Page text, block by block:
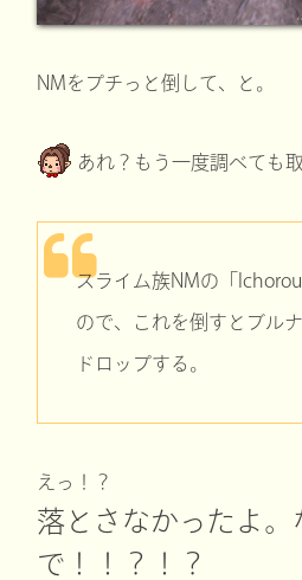
NMをプチっと倒して、と。
あれ？もう一度調べても
スライム族NMの「
ので、これを倒すとブル
ドロップする。
えっ！？
落とさなかったよ。
で！！？！？